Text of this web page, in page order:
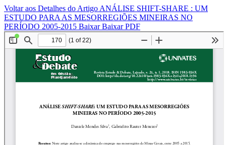
Voltar aos Detalhes do Artigo ANÁLISE SHIFT-SHARE : UM
ESTUDO PARA AS MESORREGIÕES MINEIRAS NO
PERÍODO 2005-2015 BaixarBaixar PDF